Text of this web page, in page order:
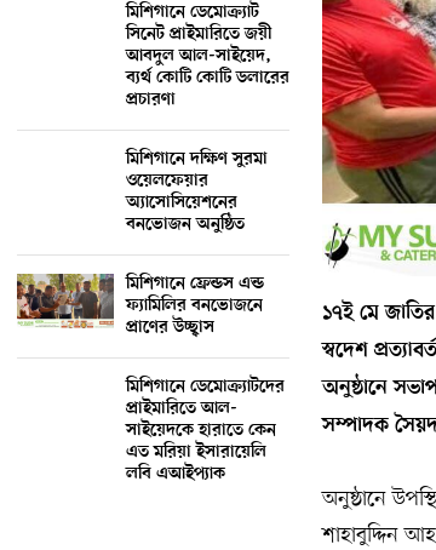
মিশিগানে ডেমোক্র্যাট
সিনেট প্রাইমারিতে জয়ী
আবদুল আল-সাইয়েদ,
ব্যর্থ কোটি কোটি ডলারের
প্রচারণা
মিশিগানে দক্ষিণ সুরমা
ওয়েলফেয়ার
অ্যাসোসিয়েশনের
বনভোজন অনুষ্ঠিত
মিশিগানে ফ্রেন্ডস এন্ড
ফ্যামিলির বনভোজনে
প্রাণের উচ্ছ্বাস
মিশিগানে ডেমোক্র্যাটদের
প্রাইমারিতে আল-
সাইয়েদকে হারাতে কেন
এত মরিয়া ইসারায়েলি
লবি এআইপ্যাক
১৭ই মে
স্বদেশ
অনুষ্ঠানে
সম্পাদক সৈয়দ
অনুষ্ঠানে
শাহাবুদ্দিন